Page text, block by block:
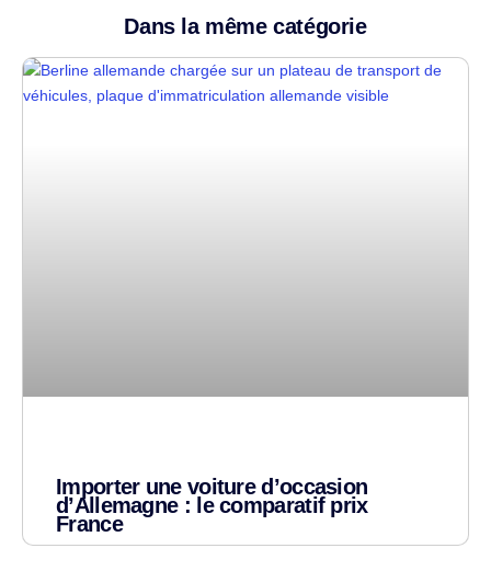
Dans la même catégorie
Importer une voiture d’occasion
d’Allemagne : le comparatif prix
France